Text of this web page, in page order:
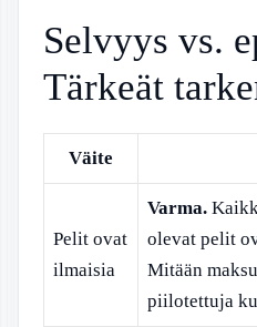
Selvyys vs.
Tärkeät
Väite
Pelit ovat
ilmaisia
Varma.
olevat pelit
Mitään
piilotettuja